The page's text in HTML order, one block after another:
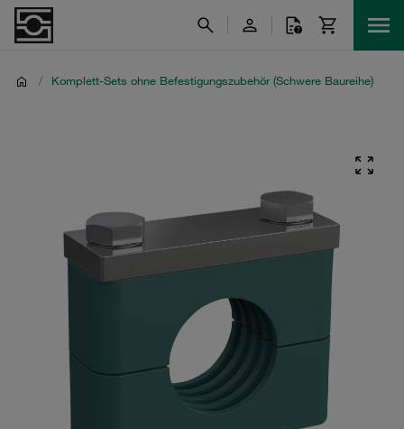
/ Komplett-Sets ohne Befestigungszubehör (Schwere Baureihe)